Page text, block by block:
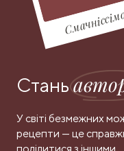
Стань
У світі безмежних
рецепти — це